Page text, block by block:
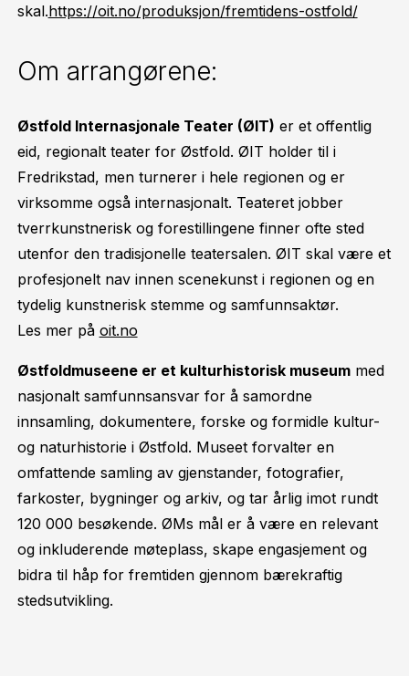
skal.https://oit.no/produksjon/fremtidens-ostfold/
Om arrangørene:
Østfold Internasjonale Teater (ØIT) er et offentlig
eid, regionalt teater for Østfold. ØIT holder til i
Fredrikstad, men turnerer i hele regionen og er
virksomme også internasjonalt. Teateret jobber
tverrkunstnerisk og forestillingene finner ofte sted
utenfor den tradisjonelle teatersalen. ØIT skal være et
profesjonelt nav innen scenekunst i regionen og en
tydelig kunstnerisk stemme og samfunnsaktør.
Les mer på oit.no
Østfoldmuseene er et kulturhistorisk museummed
nasjonalt samfunnsansvar for å samordne
innsamling, dokumentere, forske og formidle kultur-
og naturhistorie i Østfold. Museet forvalter en
omfattende samling av gjenstander, fotografier,
farkoster, bygninger og arkiv, og tar årlig imot rundt
120 000 besøkende. ØMs mål er å være en relevant
og inkluderende møteplass, skape engasjement og
bidra til håp for fremtiden gjennom bærekraftig
stedsutvikling.